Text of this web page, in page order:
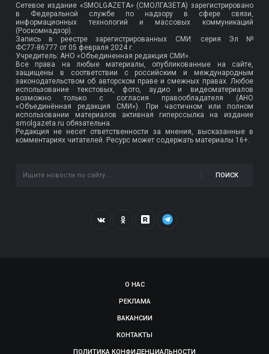
Сетевое издание «SMOLGAZETA» (СМОЛГАЗЕТА) зарегистрировано
в Федеральной службе по надзору в сфере связи,
информационных технологий и массовых коммуникаций
(Роскомнадзор).
Запись в реестре зарегистрированных СМИ: серия Эл №
ФС77-86777 от 05 февраля 2024 г.
Учредитель: АНО «Объединенная редакция СМИ».
Все права на любые материалы, опубликованные на сайте,
защищены в соответствии с российским и международным
законодательством об авторском праве и смежных правах. Любое
использование текстовых, фото, аудио и видеоматериалов
возможно только с согласия правообладателя (АНО
«Объединённая редакция СМИ»). При частичном или полном
использовании материалов активная гиперссылка на издание
smolgazeta.ru обязательна.
Редакция не несет ответственности за мнения, высказанные в
комментариях читателей. Ресурс может содержать материалы 16+.
ПОИСК
О НАС
РЕКЛАМА
ВАКАНСИИ
КОНТАКТЫ
ПОЛИТИКА КОНФИДЕНЦИАЛЬНОСТИ